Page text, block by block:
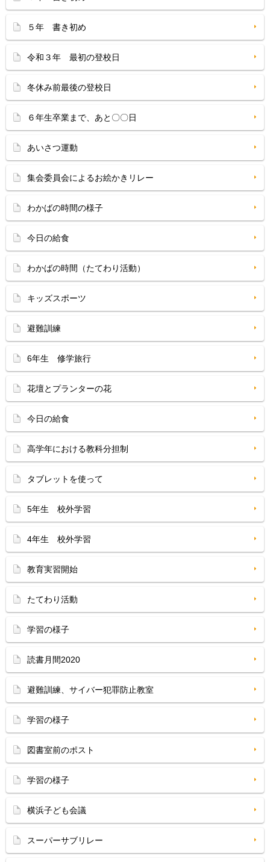
５年 書き初め
令和３年 最初の登校日
冬休み前最後の登校日
６年生卒業まで、あと〇〇日
あいさつ運動
集会委員会によるお絵かきリレー
わかばの時間の様子
今日の給食
わかばの時間（たてわり活動）
キッズスポーツ
避難訓練
6年生 修学旅行
花壇とプランターの花
今日の給食
高学年における教科分担制
タブレットを使って
5年生 校外学習
4年生 校外学習
教育実習開始
たてわり活動
学習の様子
読書月間2020
避難訓練、サイバー犯罪防止教室
学習の様子
図書室前のポスト
学習の様子
横浜子ども会議
スーパーサブリレー